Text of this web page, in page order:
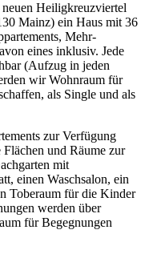
Heiligkreuzviertel
Mainz) ein Haus mit 36
Mehr-
eines inklusiv. Jede
(Aufzug in jeden
wir Wohnraum für
als Single und als
zur Verfügung
und Räume zur
mit
einen Waschsalon, ein
Toberaum für die Kinder
werden über
für Begegnungen